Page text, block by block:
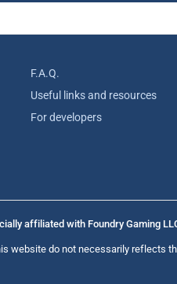
F.A.Q.
Useful links and resources
For developers
affiliated with Foundry Gaming
website do not necessarily reflects